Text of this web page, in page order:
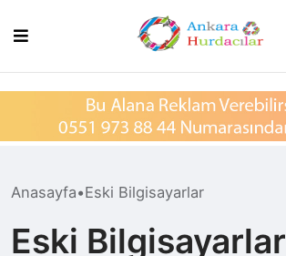
zenededeneme
vonbonusu
dinimi
sitilir
^^xyarrak
content
Anasayfa•Eski Bilgisayarlar
Eski Bilgisayarlar